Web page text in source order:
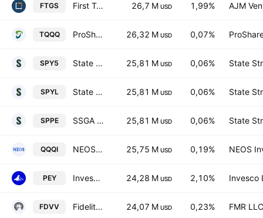
FTGS First Trust Growth Strength ETF 26,7 M USD 1,99% AJM
TQQQ ProShares UltraPro QQQ 26,32 M USD 0,07%
SPY5 State Street SPDR S&P 500 UCITS ETF USD 25,81 M USD 0,06% State
SPYL State Street SPDR S&P 500 UCITS ETF Accum shs - USD 25,81 M USD 0,06% State
SPPE SSGA SPDR ETFs Europe I PLC - State Street SPDR S&P 500 UCITS ETF Accum Hedged EUR 25,81 M USD 0,06% State
QQQI NEOS Nasdaq 100 High Income ETF 25,75 M USD 0,19% NEOS
PEY Invesco High Yield Equity Dividend Achievers ETF 24,28 M USD 2,10% Invesco
FDVV Fidelity High Dividend ETF 24,07 M USD 0,23% FMR LLC